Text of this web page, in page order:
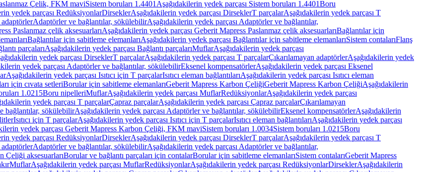
Çelik, FKM maviSistem boruları 1.4401 Aşağıdakilerin yedek parçası Sistem boruları 1.4401Boru
yedek parçası RedüksiyonlarDirseklerAşağıdakilerin yedek parçası DirseklerT parçalarAşağıdakilerin yedek parçası T
adaptörlerAdaptörler ve bağlantılar, sökülebilirAşağıdakilerin yedek parçası Adaptörler ve bağlantılar,
Paslanmaz çelik aksesuarlarıAşağıdakilerin yedek parçası Geberit Mapress Paslanmaz çelik aksesuarlarıBağlantılar için
Bağlantılar için sabitleme elemanlarıAşağıdakilerin yedek parçası Bağlantılar için sabitleme elemanlarıSistem contalarıFlanş
parçalarıAşağıdakilerin yedek parçası Bağlantı parçalarıMuflarAşağıdakilerin yedek parçası
yedek parçası DirseklerT parçalarAşağıdakilerin yedek parçası T parçalarÇıkarılamayan adaptörlerAşağıdakilerin yedek
yedek parçası Adaptörler ve bağlantılar, sökülebilirEksenel kompensatörlerAşağıdakilerin yedek parçası Eksenel
Aşağıdakilerin yedek parçası Isıtıcı için T parçalarIsıtıcı eleman bağlantılarıAşağıdakilerin yedek parçası Isıtıcı eleman
için cıvata setleriBorular için sabitleme elemanlarıGeberit Mapress Karbon ÇeliğiGeberit Mapress Karbon ÇeliğiAşağıdakilerin
1.0215Boru nipelleriMuflarAşağıdakilerin yedek parçası MuflarRedüksiyonlarAşağıdakilerin yedek parçası
yedek parçası T parçalarÇapraz parçalarAşağıdakilerin yedek parçası Çapraz parçalarÇıkarılamayan
bağlantılar, sökülebilirAşağıdakilerin yedek parçası Adaptörler ve bağlantılar, sökülebilirEksenel kompensatörlerAşağıdakilerin
Isıtıcı için T parçalarAşağıdakilerin yedek parçası Isıtıcı için T parçalarIsıtıcı eleman bağlantılarıAşağıdakilerin yedek parçası
yedek parçası Geberit Mapress Karbon Çeliği, FKM maviSistem boruları 1.0034Sistem boruları 1.0215Boru
yedek parçası RedüksiyonlarDirseklerAşağıdakilerin yedek parçası DirseklerT parçalarAşağıdakilerin yedek parçası T
adaptörlerAdaptörler ve bağlantılar, sökülebilirAşağıdakilerin yedek parçası Adaptörler ve bağlantılar,
Çeliği aksesuarlarıBorular ve bağlantı parçaları için contalarBorular için sabitleme elemanlarıSistem contalarıGeberit Mapress
MuflarAşağıdakilerin yedek parçası MuflarRedüksiyonlarAşağıdakilerin yedek parçası RedüksiyonlarDirseklerAşağıdakilerin